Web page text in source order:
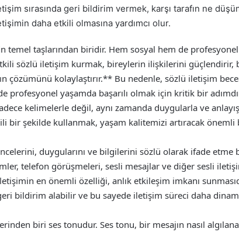
sırasında geri bildirim vermek, karşı tarafın ne
daha etkili olmasına yardımcı olur.
temel taşlarından biridir. Hem sosyal hem de
sözlü iletişim kurmak, bireylerin ilişkilerini güçlendirir,
çözümünü kolaylaştırır.** Bu nedenle, sözlü iletişim
profesyonel yaşamda başarılı olmak için kritik bir
kelimelerle değil, aynı zamanda duygularla ve
bir şekilde kullanmak, yaşam kalitemizi artıracak önemli
duygularını ve bilgilerini sözlü olarak ifade etme
telefon görüşmeleri, sesli mesajlar ve diğer sesli
en önemli özelliği, anlık etkileşim imkanı
bildirim alabilir ve bu sayede iletişim süreci daha
biri ses tonudur. Ses tonu, bir mesajın nasıl